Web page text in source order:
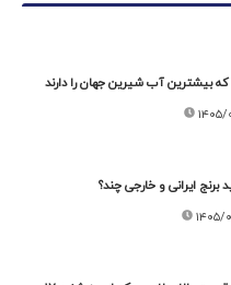
۱۰:۱۹
ایرانی و خارجی چند؟
۱۰:۱۳